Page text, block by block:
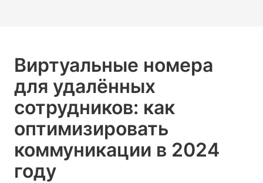
Виртуальные номера
для удалённых
сотрудников: как
оптимизировать
коммуникации в 2024
году